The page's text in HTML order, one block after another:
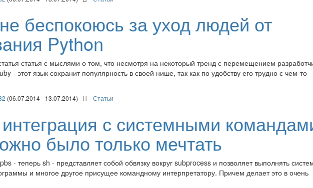
беспокоюсь за уход людей от
Python
статья с мыслями о том, что несмотря на некоторый тренд с перемещением
- этот язык сохранит популярность в своей нише, так как по удобству его трудно с чем-то
(06.07.2014 - 13.07.2014) Статьи
с системными
было только мечтать
- теперь sh - представляет собой обвязку вокруг subprocess и позволяет выполнять
и многое другое присущее командному интерпретатору. Причем делает это в очень